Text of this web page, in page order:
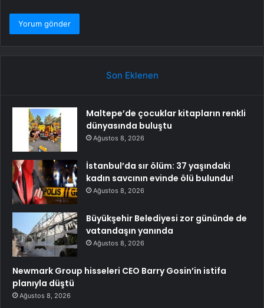
Son Eklenen
Maltepe’de çocuklar kitapların renkli
dünyasında buluştu
Ağustos 8, 2026
İstanbul’da sır ölüm: 37 yaşındaki
kadın savcının evinde ölü bulundu!
Ağustos 8, 2026
Büyükşehir Belediyesi zor gününde de
vatandaşın yanında
Ağustos 8, 2026
Newmark Group hisseleri CEO Barry Gosin’in istifa
planıyla düştü
Ağustos 8, 2026